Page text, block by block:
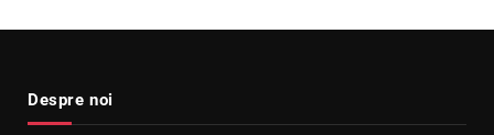
Despre noi